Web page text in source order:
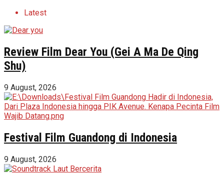
Latest
Review Film Dear You (Gei A Ma De Qing
Shu)
9 August, 2026
Festival Film Guandong di Indonesia
9 August, 2026